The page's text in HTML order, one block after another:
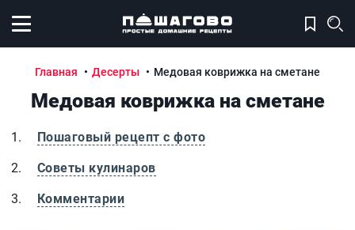
Открыть меню
Главная Десерты Медовая коврижка на сметане
Медовая коврижка на сметане
Пошаговый рецепт с фото
Советы кулинаров
Комментарии